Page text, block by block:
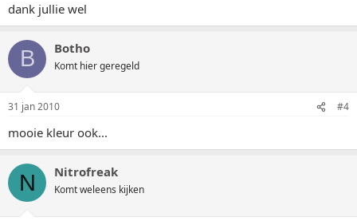
dank jullie wel
B Botho
Komt hier geregeld
31 jan 2010 #4
mooie kleur ook...
N Nitrofreak
Komt weleens kijken